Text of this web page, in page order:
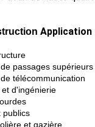
Application
passages supérieurs
télécommunication
d'ingénierie
publics
et gazière